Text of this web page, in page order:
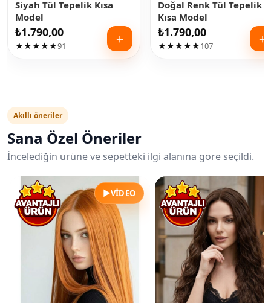
Siyah Tül Tepelik Kısa
Model
₺1.790,00
★★★★★91 ＋
Doğal Renk Tül Tepelik
Kısa Model
₺1.790,00
★★★★★107 ＋
Akıllı öneriler
Sana Özel Öneriler
İncelediğin ürüne ve sepetteki ilgi alanına göre seçildi.
▶VIDEO